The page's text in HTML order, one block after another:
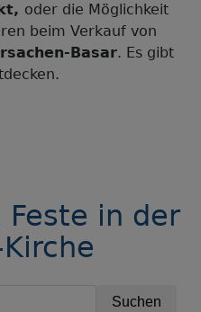
oder die Möglichkeit
beim Verkauf von
Basar. Es gibt
Feste in der